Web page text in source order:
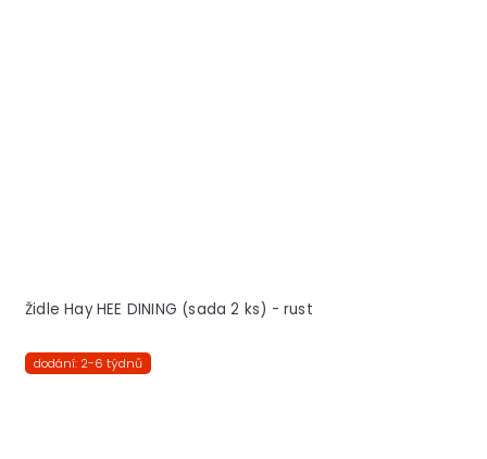
Židle Hay HEE DINING (sada 2 ks) - rust
dodání: 2-6 týdnů